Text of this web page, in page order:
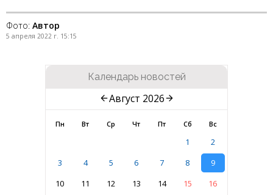
Фото: Автор
5 апреля 2022 г. 15:15
Календарь новостей
Август 2026
Пн Вт Ср Чт Пт Сб Вс
1
2
3
4 5 6 7 8
9
10
11 12 13 14 15 16